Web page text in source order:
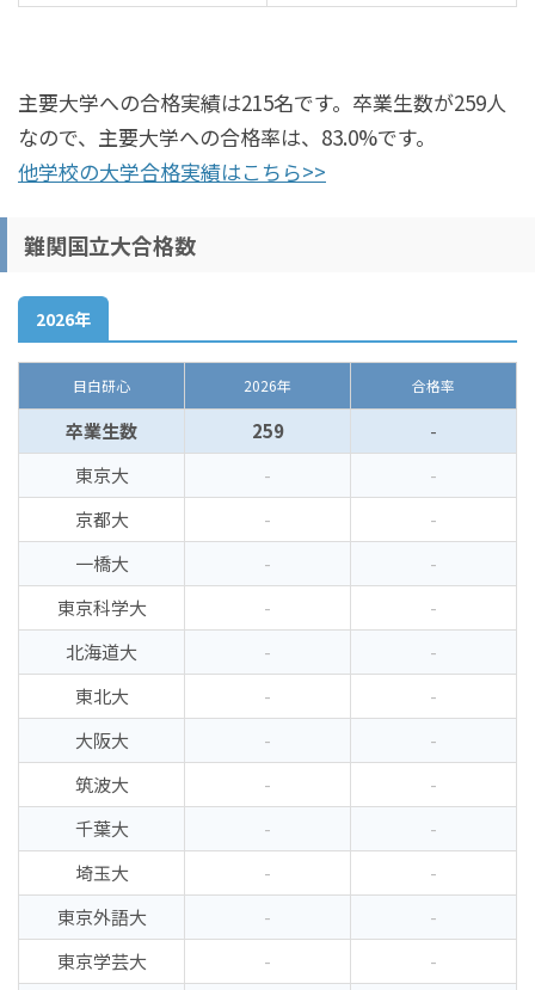
主要大学への合格実績は215名です。卒業生数が259人
なので、主要大学への合格率は、83.0%です。
他学校の大学合格実績はこちら>>
難関国立大合格数
2026年
目白研心 2026年 合格率
卒業生数 259
-
東京大
-
-
京都大
-
-
一橋大
-
-
東京科学大
-
-
北海道大
-
-
東北大
-
-
大阪大
-
-
筑波大
-
-
千葉大
-
-
埼玉大
-
-
東京外語大
-
-
東京学芸大
-
-